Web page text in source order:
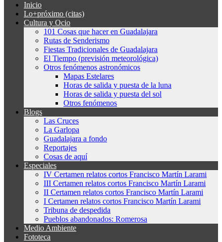
Inicio
Lo+próximo (citas)
Cultura y Ocio
101 Cosas que hacer en Guadalajara
Rutas de Senderismo
Fiestas Tradicionales de Guadalajara
El Tiempo (previsión meteorológica)
Otros fenómenos astronómicos
Mapas Estelares
Horas de salida y puesta de la luna
Horas de salida y puesta del sol
Otros fenómenos
Blogs
Las Cruces
La Garlopa
Guadalajara a fondo
Reportajes
Cosas de aquí
Especiales
IV Certamen relatos cortos Francisco Martín Larami
III Certamen relatos cortos Francisco Martín Larami
II Certamen relatos cortos Francisco Martín Larami
I Certamen relatos cortos Francisco Martín Larami
Tribuna de despedida
Pueblos abandonados: Romerosa
Medio Ambiente
Fototeca